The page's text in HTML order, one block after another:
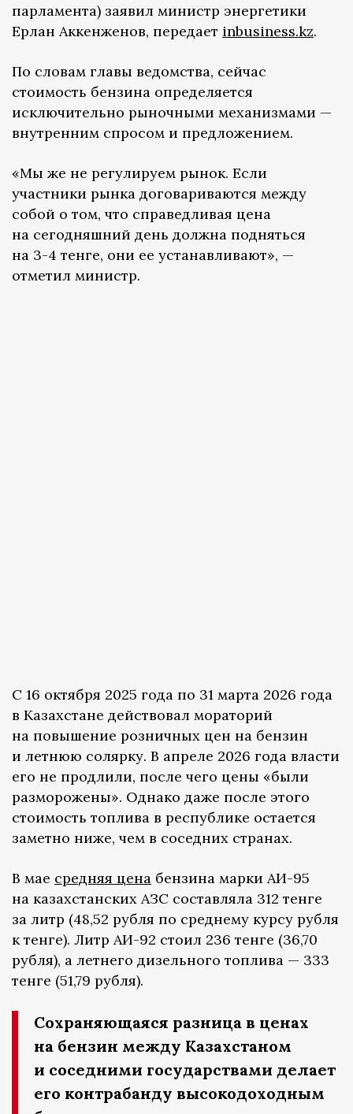
парламента) заявил министр энергетики
Ерлан Аккенженов, передает inbusiness.kz.
По словам главы ведомства, сейчас
стоимость бензина определяется
исключительно рыночными механизмами —
внутренним спросом и предложением.
«Мы же не регулируем рынок. Если
участники рынка договариваются между
собой о том, что справедливая цена
на сегодняшний день должна подняться
на 3-4 тенге, они ее устанавливают», —
отметил министр.
С 16 октября 2025 года по 31 марта 2026 года
в Казахстане действовал мораторий
на повышение розничных цен на бензин
и летнюю солярку. В апреле 2026 года власти
его не продлили, после чего цены «были
разморожены». Однако даже после этого
стоимость топлива в республике остается
заметно ниже, чем в соседних странах.
В мае средняя цена бензина марки АИ-95
на казахстанских АЗС составляла 312 тенге
за литр (48,52 рубля по среднему курсу рубля
к тенге). Литр АИ-92 стоил 236 тенге (36,70
рубля), а летнего дизельного топлива — 333
тенге (51,79 рубля).
Сохраняющаяся разница в ценах
на бензин между Казахстаном
и соседними государствами делает
его контрабанду высокодоходным